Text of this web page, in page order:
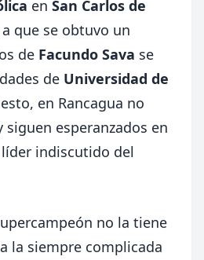
en San Carlos de
a que se obtuvo un
de Facundo Sava se
de Universidad de
en Rancagua no
siguen esperanzados en
indiscutido del
no la tiene
la siempre complicada